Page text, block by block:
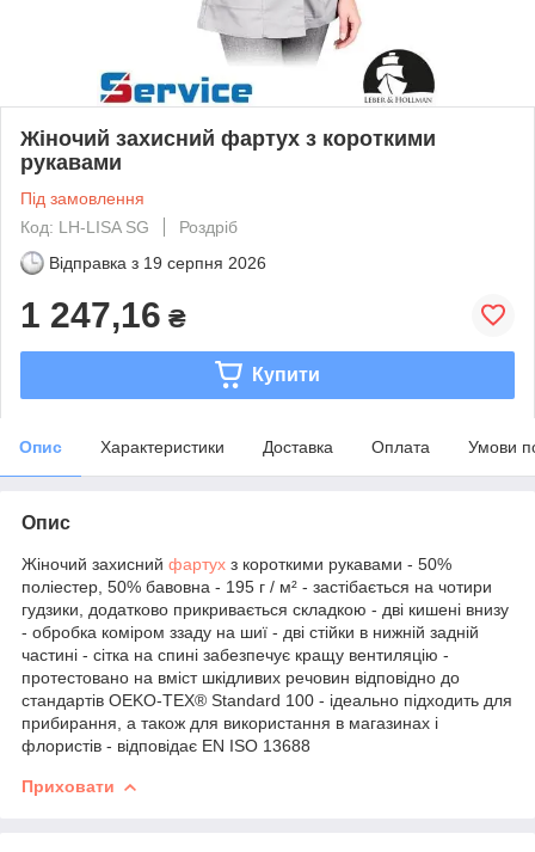
Жіночий захисний фартух з короткими
рукавами
Під замовлення
Код: LH-LISA SG
Роздріб
Відправка з 19 серпня 2026
1 247,16 ₴
Купити
Опис Характеристики Доставка Оплата Умови
Опис
Жіночий захисний фартух з короткими рукавами - 50%
поліестер, 50% бавовна - 195 г / м² - застібається на чотири
гудзики, додатково прикривається складкою - дві кишені внизу
- обробка коміром ззаду на шиї - дві стійки в нижній задній
частині - сітка на спині забезпечує кращу вентиляцію -
протестовано на вміст шкідливих речовин відповідно до
стандартів OEKO-TEX® Standard 100 - ідеально підходить для
прибирання, а також для використання в магазинах і
флористів - відповідає EN ISO 13688
Приховати